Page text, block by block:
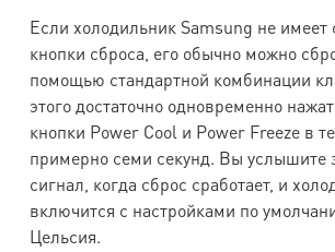
Если холодильник Samsung не имеет
кнопки сброса, его обычно можно
помощью стандартной комбинации
этого достаточно одновременно
кнопки Power Cool и Power Freeze в
примерно семи секунд. Вы услышите
сигнал, когда сброс сработает, и
включится с настройками по
Цельсия.